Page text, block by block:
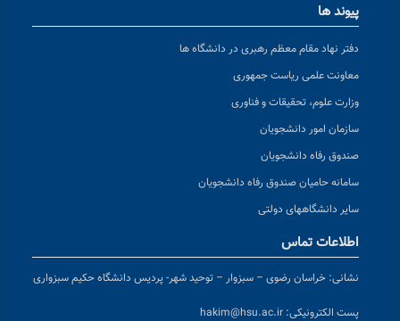
پیوند ها
دفتر نهاد مقام معظم رهبری در دانشگاه ها
معاونت علمی ریاست جمهوری
وزارت علوم، تحقیقات و فناوری
سازمان امور دانشجویان
صندوق رفاه دانشجویان
سامانه حامیان صندوق رفاه دانشجویان
سایر دانشگاههای دولتی
اطلاعات تماس
نشانی: خراسان رضوی – سبزوار – توحید شهر- پردیس دانشگاه حکیم سبزواری
پست الکترونیکی: hakim@hsu.ac.ir